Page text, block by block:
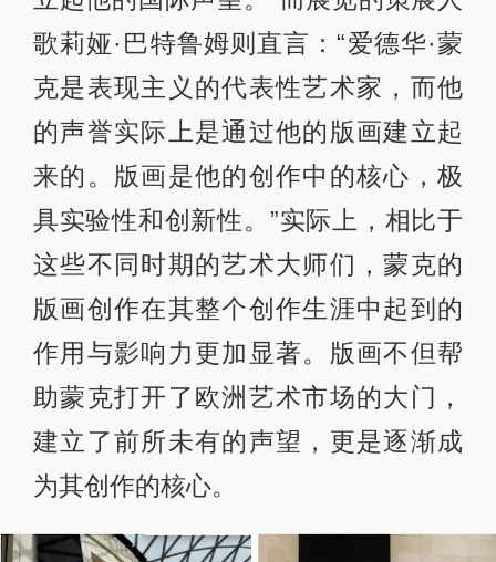
歌莉娅·巴特鲁姆则直言：“爱德华·蒙
克是表现主义的代表性艺术家，而他
的声誉实际上是通过他的版画建立起
来的。版画是他的创作中的核心，极
具实验性和创新性。”实际上，相比于
这些不同时期的艺术大师们，蒙克的
版画创作在其整个创作生涯中起到的
作用与影响力更加显著。版画不但帮
助蒙克打开了欧洲艺术市场的大门，
建立了前所未有的声望，更是逐渐成
为其创作的核心。